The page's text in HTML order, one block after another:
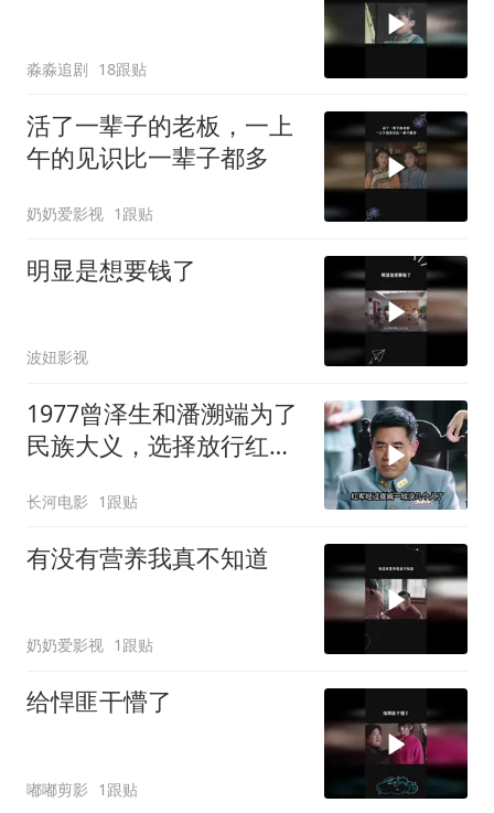
淼淼追剧 18跟贴
活了一辈子的老板，一上
午的见识比一辈子都多
奶奶爱影视 1跟贴
明显是想要钱了
波妞影视
1977曾泽生和潘溯端为了
民族大义，选择放行红
长河电影 1跟贴
有没有营养我真不知道
奶奶爱影视 1跟贴
给悍匪干懵了
嘟嘟剪影 1跟贴